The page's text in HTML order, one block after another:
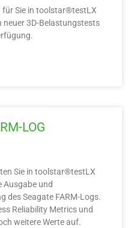
für Sie in toolstar®testLX
3D-Belastungstests
LOG
Sie in toolstar®testLX
und
des Seagate FARM-Logs.
Reliability Metrics und
weitere Werte auf.